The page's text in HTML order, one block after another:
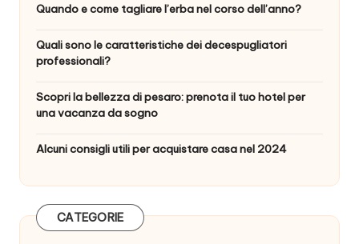
Quando e come tagliare l’erba nel corso dell’anno?
Quali sono le caratteristiche dei decespugliatori
professionali?
Scopri la bellezza di pesaro: prenota il tuo hotel per
una vacanza da sogno
Alcuni consigli utili per acquistare casa nel 2024
CATEGORIE